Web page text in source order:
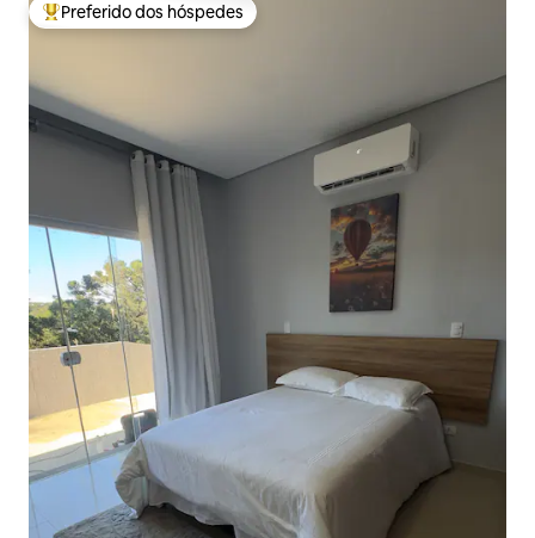
Entre os melhores preferidos dos hóspedes
Preferido dos hóspedes